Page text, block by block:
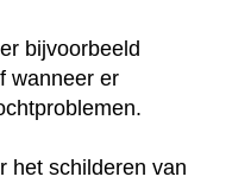
bijvoorbeeld
wanneer er
het schilderen van